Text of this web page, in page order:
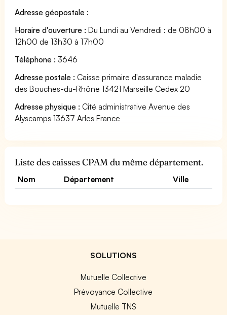
Adresse géopostale :
Horaire d'ouverture : Du Lundi au Vendredi : de 08h00 à
12h00 de 13h30 à 17h00
Téléphone : 3646
Adresse postale : Caisse primaire d'assurance maladie
des Bouches-du-Rhône 13421 Marseille Cedex 20
Adresse physique : Cité administrative Avenue des
Alyscamps 13637 Arles France
Liste des caisses CPAM du même département.
Nom Département Ville
SOLUTIONS
Mutuelle Collective
Prévoyance Collective
Mutuelle TNS